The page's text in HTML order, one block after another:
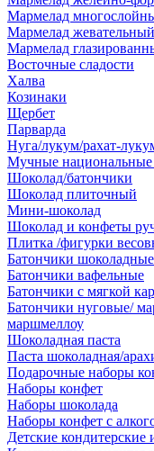
Мармелад
Мармелад жевательный
Мармелад
Восточные сладости
Халва
Козинаки
Щербет
Парварда
Нуга/лукум/рахат-
Мучные национальные
Шоколад/батончики
Шоколад плиточный
Мини-шоколад
Шоколад и конфеты
Плитка /фигурки
Батончики шоколадные
Батончики вафельные
Батончики с мягкой
Батончики нуговые/
маршмеллоу
Шоколадная паста
Паста шоколадная/
Подарочные наборы
Наборы конфет
Наборы шоколада
Наборы конфет с
Детские кондитерские